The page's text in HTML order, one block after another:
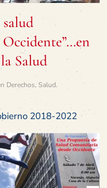
Salud
Derechos, Salud.
2018-2022